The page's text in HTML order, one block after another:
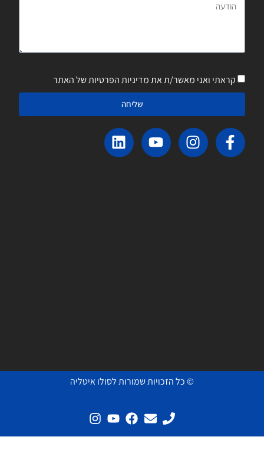
קראתי ואני מאשר/ת את מדיניות הפרטיות של האתר
שליחה
© כל הזכויות שמורות לסולו איטליה